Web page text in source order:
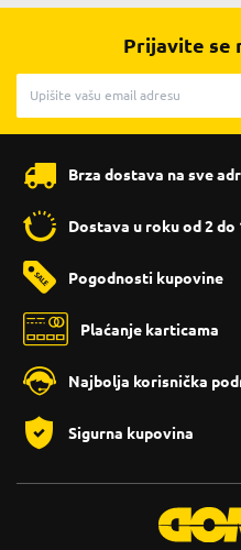
Prijavite se
Brza dostava na sve
Dostava u roku od 2 do
Pogodnosti kupovine
Plaćanje karticama
Najbolja korisnička
Sigurna kupovina